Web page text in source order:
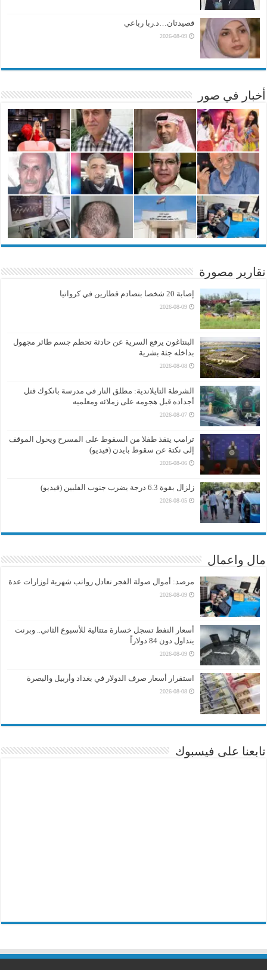
قصيدتان…د.ربا رباعي
2026-08-09
أخبار في صور
تقارير مصورة
إصابة 20 شخصا بتصادم قطارين في كرواتيا
2026-08-09
البنتاغون يرفع السرية عن حادثة تحطم جسم طائر مجهول
بداخله جثة بشرية
2026-08-08
الشرطة التايلاندية: مطلق النار في مدرسة بانكوك قتل
أجداده قبل هجومه على زملائه ومعلميه
2026-08-07
ترامب ينقذ طفلا من السقوط على المسرح ويحول الموقف
إلى نكتة عن سقوط بايدن (فيديو)
2026-08-06
زلزال بقوة 6.3 درجة يضرب جنوب الفلبين (فيديو)
2026-08-05
مال واعمال
مرصد: أموال صولة الفجر تعادل رواتب شهرية لوزارات عدة
2026-08-09
أسعار النفط تسجل خسارة متتالية للأسبوع الثاني.. وبرنت
يتداول دون 84 دولاراً
2026-08-09
استقرار أسعار صرف الدولار في بغداد وأربيل والبصرة
2026-08-08
تابعنا على فيسبوك